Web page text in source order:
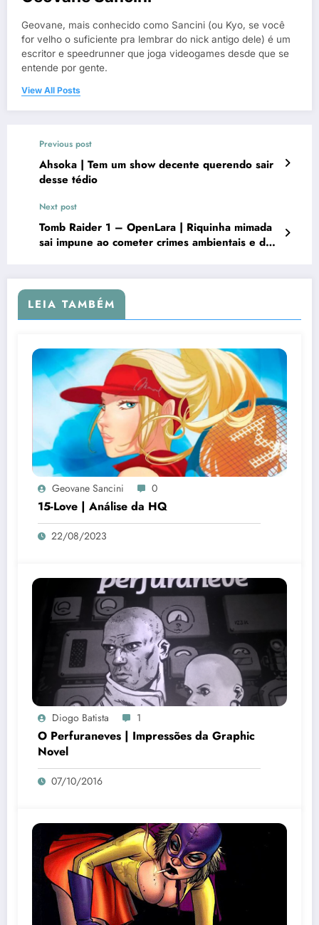
Geovane, mais conhecido como Sancini (ou Kyo, se você
for velho o suficiente pra lembrar do nick antigo dele) é um
escritor e speedrunner que joga videogames desde que se
entende por gente.
View All Posts
Previous post
Ahsoka | Tem um show decente querendo sair
desse tédio
Next post
Tomb Raider 1 – OpenLara | Riquinha mimada
sai impune ao cometer crimes ambientais e de
LEIA TAMBÉM
Geovane Sancini 0
15-Love | Análise da HQ
22/08/2023
Diogo Batista 1
O Perfuraneves | Impressões da Graphic
Novel
07/10/2016